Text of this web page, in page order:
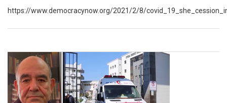
https://www.democracynow.org/2021/2/8/